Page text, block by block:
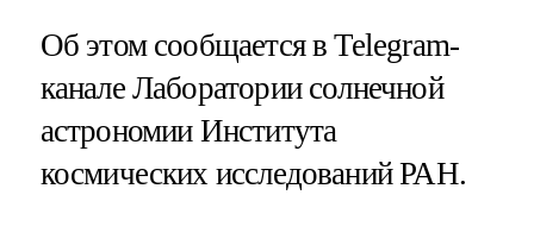
Об этом сообщается в Telegram-
канале Лаборатории солнечной
астрономии Института
космических исследований РАН.